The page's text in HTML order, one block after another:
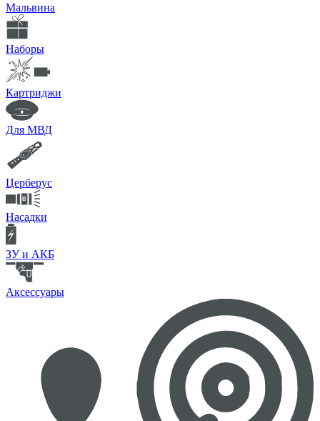
Мальвина
Наборы
Картриджи
Для МВД
Церберус
Насадки
ЗУ и АКБ
Аксессуары